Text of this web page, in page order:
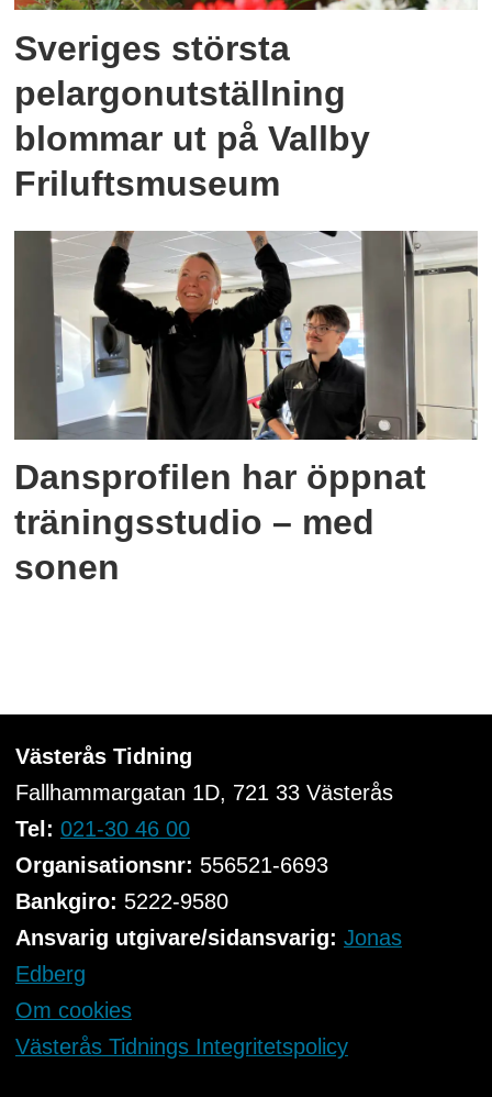
Sveriges största
pelargonutställning
blommar ut på Vallby
Friluftsmuseum
Dansprofilen har öppnat
träningsstudio – med
sonen
Västerås Tidning
Fallhammargatan 1D, 721 33Västerås
Tel: 021-30 46 00
Organisationsnr: 556521-6693
Bankgiro: 5222-9580
Ansvarig utgivare/sidansvarig: Jonas
Edberg
Om cookies
Västerås Tidnings Integritetspolicy